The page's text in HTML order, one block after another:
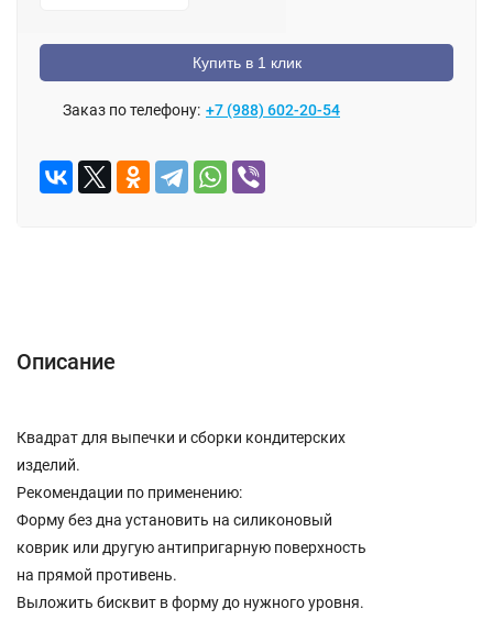
Купить в 1 клик
Заказ по телефону: +7 (988) 602-20-54
Описание
Квадрат для выпечки и сборки кондитерских
изделий.
Рекомендации по применению:
Форму без дна установить на силиконовый
коврик или другую антипригарную поверхность
на прямой противень.
Выложить бисквит в форму до нужного уровня.